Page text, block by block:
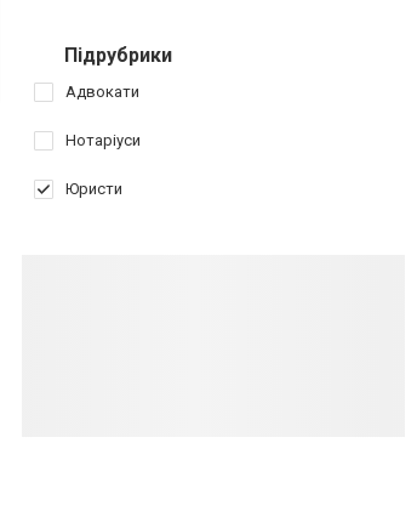
Підрубрики
Адвокати
Нотаріуси
Юристи